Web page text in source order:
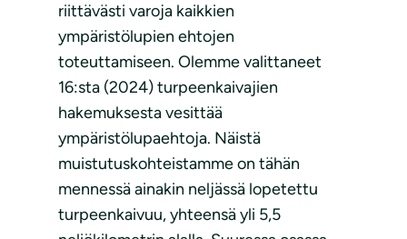
riittävästi varoja kaikkien
ympäristölupien ehtojen
toteuttamiseen. Olemme valittaneet
16:sta (2024) turpeenkaivajien
hakemuksesta vesittää
ympäristölupaehtoja. Näistä
muistutuskohteistamme on tähän
mennessä ainakin neljässä lopetettu
turpeenkaivuu, yhteensä yli 5,5